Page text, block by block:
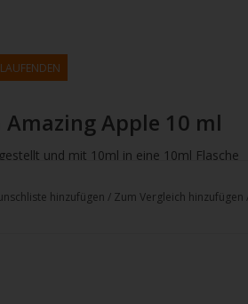
Apple 10 ml
und mit 10ml in eine 10ml Flasche
oder einem Nikotinbooster zum
hinzufügen / Zum Vergleich hinzufügen